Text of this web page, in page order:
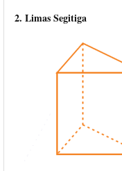
2. Limas Segitiga